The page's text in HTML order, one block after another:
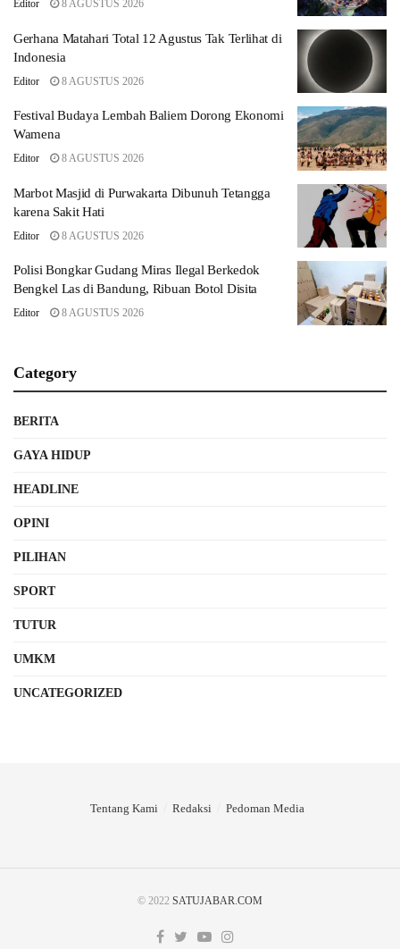
Editor 8 AGUSTUS 2026
Gerhana Matahari Total 12 Agustus Tak Terlihat di
Indonesia
Editor 8 AGUSTUS 2026
Festival Budaya Lembah Baliem Dorong Ekonomi
Wamena
Editor 8 AGUSTUS 2026
Marbot Masjid di Purwakarta Dibunuh Tetangga
karena Sakit Hati
Editor 8 AGUSTUS 2026
Polisi Bongkar Gudang Miras Ilegal Berkedok
Bengkel Las di Bandung, Ribuan Botol Disita
Editor 8 AGUSTUS 2026
Category
BERITA
GAYA HIDUP
HEADLINE
OPINI
PILIHAN
SPORT
TUTUR
UMKM
UNCATEGORIZED
Tentang Kami Redaksi Pedoman Media
© 2022 SATUJABAR.COM